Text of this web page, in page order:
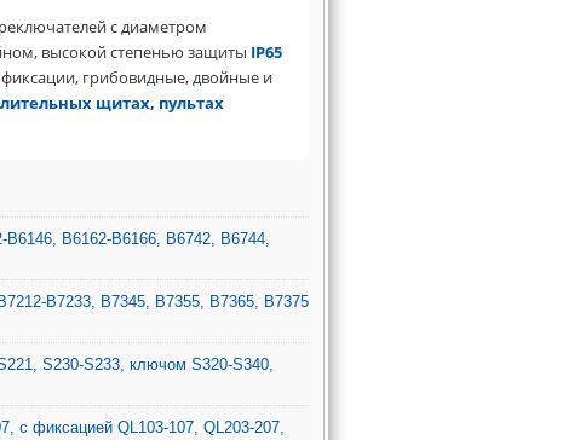
с диаметром
высокой степенью защиты IP65
грибовидные, двойные и
щитах, пультах
B6162-B6166, B6742, B6744,
B7233, B7345, B7355, B7365, B7375
S230-S233, ключом S320-S340,
с фиксацией QL103-107, QL203-207,